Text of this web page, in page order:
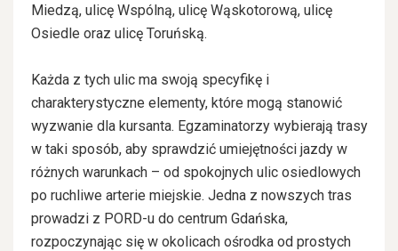
Miedzą, ulicę Wspólną, ulicę Wąskotorową, ulicę
Osiedle oraz ulicę Toruńską.
Każda z tych ulic ma swoją specyfikę i
charakterystyczne elementy, które mogą stanowić
wyzwanie dla kursanta. Egzaminatorzy wybierają trasy
w taki sposób, aby sprawdzić umiejętności jazdy w
różnych warunkach – od spokojnych ulic osiedlowych
po ruchliwe arterie miejskie. Jedna z nowszych tras
prowadzi z PORD-u do centrum Gdańska,
rozpoczynając się w okolicach ośrodka od prostych